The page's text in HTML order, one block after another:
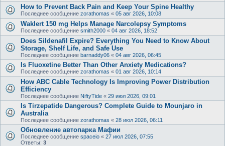
How to Prevent Back Pain and Keep Your Spine Healthy
Последнее сообщение zorathomas « 05 авг 2026, 10:08
Waklert 150 mg Helps Manage Narcolepsy Symptoms
Последнее сообщение smith2000 « 04 авг 2026, 18:52
Does Sildenafil Expire? Everything You Need to Know About
Storage, Shelf Life, and Safe Use
Последнее сообщение barnaddy06 « 04 авг 2026, 06:45
Is Fluoxetine Better Than Other Anxiety Medications?
Последнее сообщение zorathomas « 01 авг 2026, 10:14
How ABC Cable Technology Is Improving Power Distribution
Efficiency
Последнее сообщение NiftyTide « 29 июл 2026, 09:01
Is Tirzepatide Dangerous? Complete Guide to Mounjaro in
Australia
Последнее сообщение zorathomas « 28 июл 2026, 06:11
Обновление автопарка Мафии
Последнее сообщение spaceio « 27 июл 2026, 07:55
Ответы: 3